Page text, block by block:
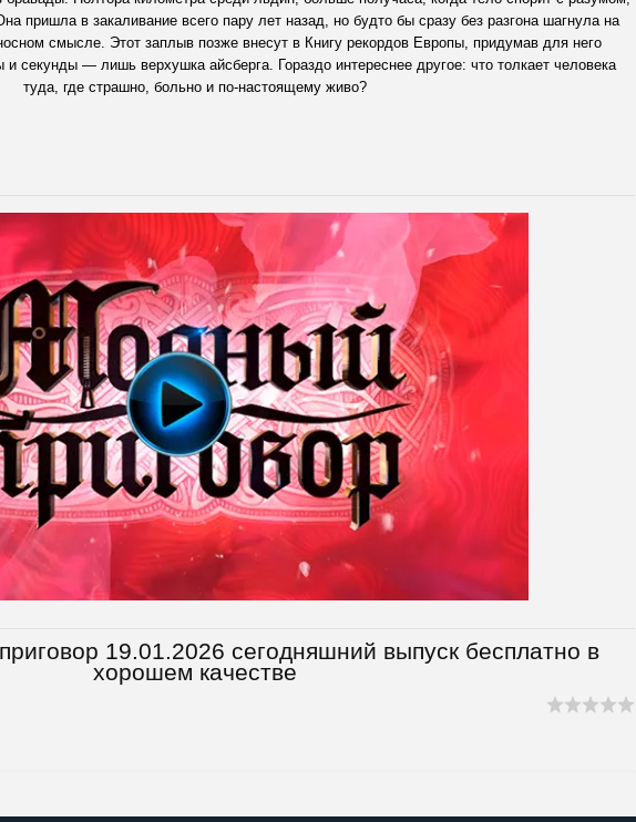
пришла в закаливание всего пару лет назад, но будто бы сразу без разгона шагнула на
смысле. Этот заплыв позже внесут в Книгу рекордов Европы, придумав для него
секунды — лишь верхушка айсберга. Гораздо интереснее другое: что толкает человека
туда, где страшно, больно и по-настоящему живо?
19.01.2026 сегодняшний выпуск бесплатно в
хорошем качестве